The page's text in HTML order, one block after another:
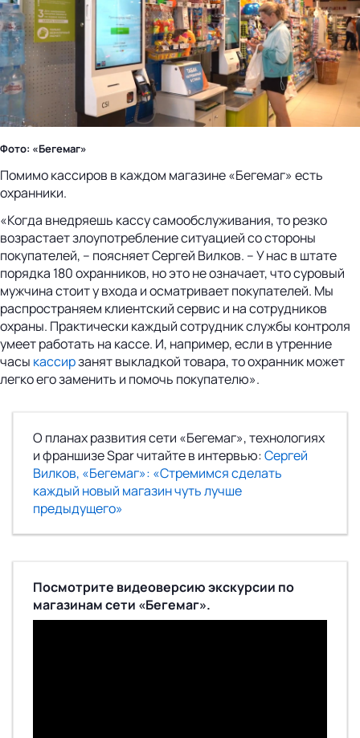
Фото: «Бегемаг»
Помимо кассиров в каждом магазине «Бегемаг» есть
охранники.
«Когда внедряешь кассу самообслуживания, то резко
возрастает злоупотребление ситуацией со стороны
покупателей, – поясняет Сергей Вилков. – У нас в штате
порядка 180 охранников, но это не означает, что суровый
мужчина стоит у входа и осматривает покупателей. Мы
распространяем клиентский сервис и на сотрудников
охраны. Практически каждый сотрудник службы контроля
умеет работать на кассе. И, например, если в утренние
часы кассирзанят выкладкой товара, то охранник может
легко его заменить и помочь покупателю».
О планах развития сети «Бегемаг», технологиях
и франшизе Spar читайте в интервью:Сергей
Вилков, «Бегемаг»: «Стремимся сделать
каждый новый магазин чуть лучше
предыдущего»
Посмотрите видеоверсию экскурсии по
магазинам сети «Бегемаг».